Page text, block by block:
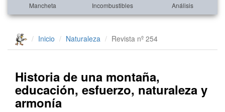
Mancheta Incombustibles Análisis
Inicio Naturaleza Revista nº 254
Historia de una montaña,
educación, esfuerzo, naturaleza y
armonía